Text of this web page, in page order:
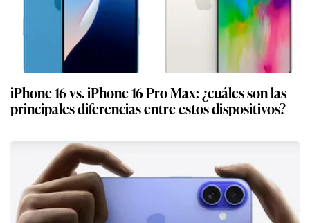
iPhone 16 vs. iPhone 16 Pro Max: ¿cuáles son las
principales diferencias entre estos dispositivos?